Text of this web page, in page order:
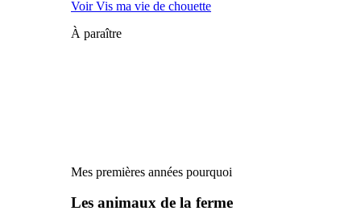
Voir Vis ma vie de chouette
À paraître
Mes premières années pourquoi
Les animaux de la ferme